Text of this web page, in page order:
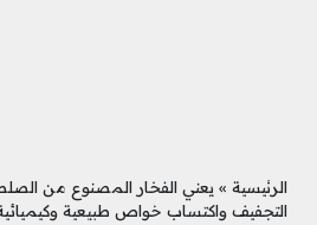
الرئيسية » يعني الفخار المصنوع من
التجفيف واكتساب خواص طبيعية